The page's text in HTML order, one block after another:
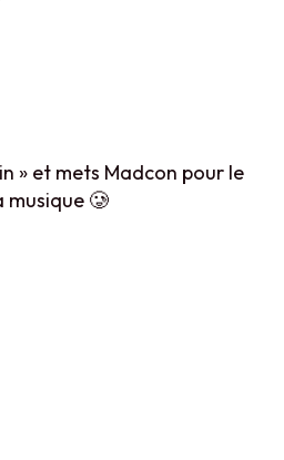
» et mets Madcon pour le
musique 🥲